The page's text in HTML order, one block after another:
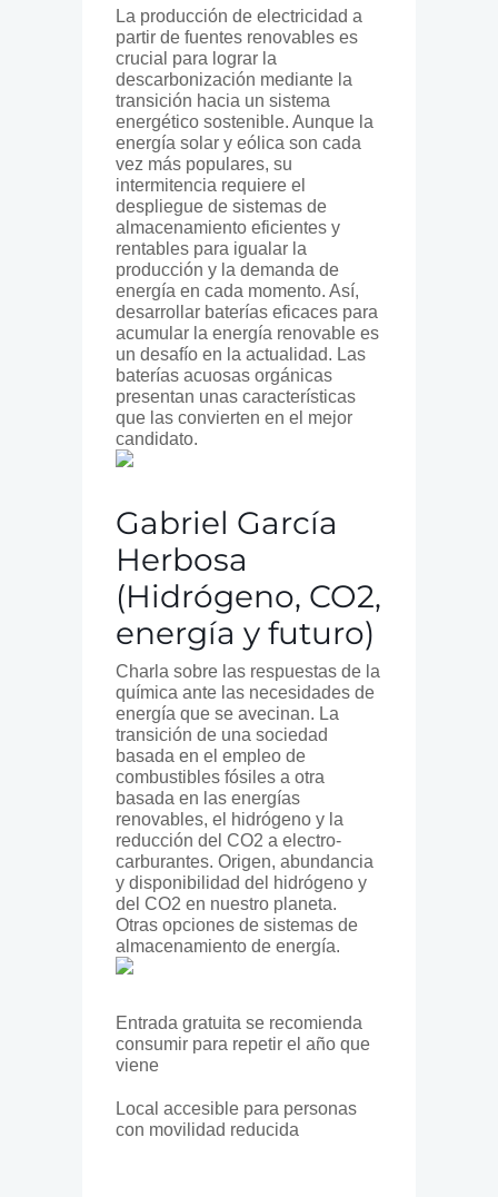
La producción de electricidad a
partir de fuentes renovables es
crucial para lograr la
descarbonización mediante la
transición hacia un sistema
energético sostenible. Aunque la
energía solar y eólica son cada
vez más populares, su
intermitencia requiere el
despliegue de sistemas de
almacenamiento eficientes y
rentables para igualar la
producción y la demanda de
energía en cada momento. Así,
desarrollar baterías eficaces para
acumular la energía renovable es
un desafío en la actualidad. Las
baterías acuosas orgánicas
presentan unas características
que las convierten en el mejor
candidato.
Gabriel García
Herbosa
(Hidrógeno, CO2,
energía y futuro)
Charla sobre las respuestas de la
química ante las necesidades de
energía que se avecinan. La
transición de una sociedad
basada en el empleo de
combustibles fósiles a otra
basada en las energías
renovables, el hidrógeno y la
reducción del CO2 a electro-
carburantes. Origen, abundancia
y disponibilidad del hidrógeno y
del CO2 en nuestro planeta.
Otras opciones de sistemas de
almacenamiento de energía.
Entrada gratuita se recomienda
consumir para repetir el año que
viene
Local accesible para personas
con movilidad reducida